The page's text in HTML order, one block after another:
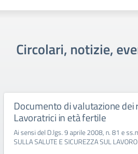
Circolari, notizie,
Documento di valutazione dei
Lavoratrici in età fertile
Ai sensi del D.lgs. 9 aprile 2008, n. 81 e
SULLA SALUTE E SICUREZZA SUL LAVORO